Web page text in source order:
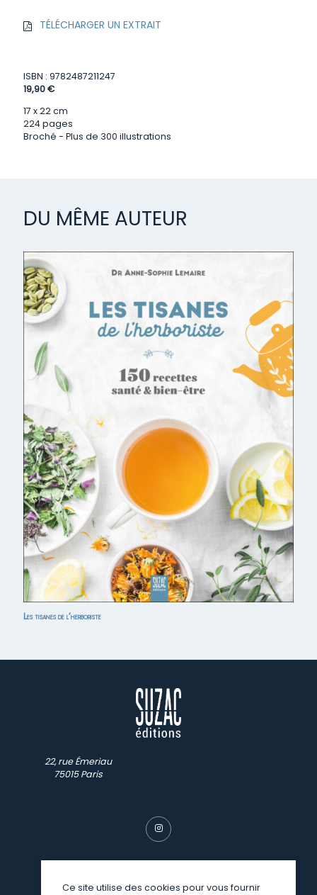
TÉLÉCHARGER UN EXTRAIT
ISBN : 9782487211247
19,90 €
17 x 22 cm
224 pages
Broché - Plus de 300 illustrations
DU MÊME AUTEUR
Les tisanes de l’herboriste
22, rue Émeriau
75015 Paris
Ce site utilise des cookies pour vous fournir